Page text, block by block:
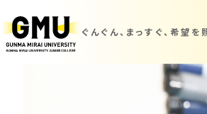
ぐんぐん、まっすぐ、 希望を